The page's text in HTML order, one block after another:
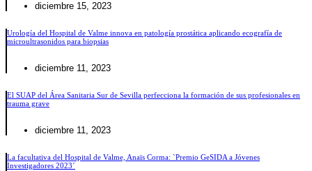
diciembre 15, 2023
Urología del Hospital de Valme innova en patología prostática aplicando ecografía de
microultrasonidos para biopsias
diciembre 11, 2023
El SUAP del Área Sanitaria Sur de Sevilla perfecciona la formación de sus profesionales en
trauma grave
diciembre 11, 2023
La facultativa del Hospital de Valme, Anaïs Corma: `Premio GeSIDA a Jóvenes
Investigadores 2023´